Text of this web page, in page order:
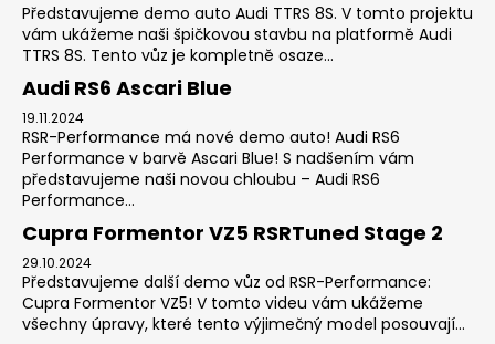
Představujeme demo auto Audi TTRS 8S. V tomto projektu
vám ukážeme naši špičkovou stavbu na platformě Audi
TTRS 8S. Tento vůz je kompletně osaze...
Audi RS6 Ascari Blue
19.11.2024
RSR-Performance má nové demo auto! Audi RS6
Performance v barvě Ascari Blue! S nadšením vám
představujeme naši novou chloubu – Audi RS6
Performance...
Cupra Formentor VZ5 RSRTuned Stage 2
29.10.2024
Představujeme další demo vůz od RSR-Performance:
Cupra Formentor VZ5! V tomto videu vám ukážeme
všechny úpravy, které tento výjimečný model posouvají...